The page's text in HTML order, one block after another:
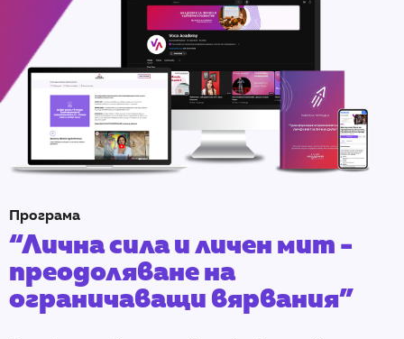
Програма
“Лична сила и личен мит -
преодоляване на
ограничаващи вярвания”